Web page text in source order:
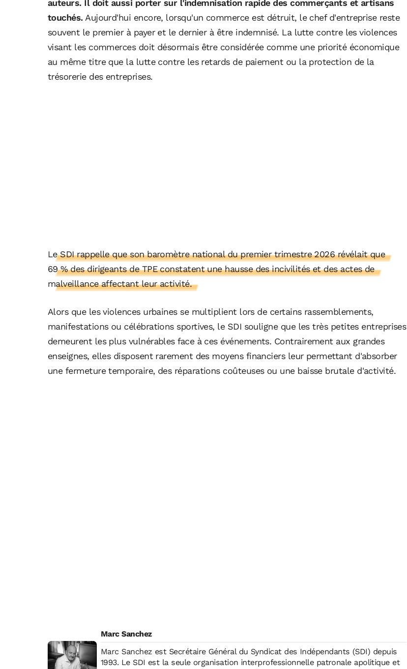
auteurs. Il doit aussi porter sur l'indemnisation rapide des commerçants et artisans
touchés. Aujourd'hui encore, lorsqu'un commerce est détruit, le chef d'entreprise reste
souvent le premier à payer et le dernier à être indemnisé. La lutte contre les violences
visant les commerces doit désormais être considérée comme une priorité économique
au même titre que la lutte contre les retards de paiement ou la protection de la
trésorerie des entreprises.
Le SDI rappelle que son baromètre national du premier trimestre 2026 révélait que
69 % des dirigeants de TPE constatent une hausse des incivilités et des actes de
malveillance affectant leur activité.
Alors que les violences urbaines se multiplient lors de certains rassemblements,
manifestations ou célébrations sportives, le SDI souligne que les très petites entreprises
demeurent les plus vulnérables face à ces événements. Contrairement aux grandes
enseignes, elles disposent rarement des moyens financiers leur permettant d'absorber
une fermeture temporaire, des réparations coûteuses ou une baisse brutale d'activité.
Marc Sanchez
Marc Sanchez est Secrétaire Général du Syndicat des Indépendants (SDI) depuis
1993. Le SDI est la seule organisation interprofessionnelle patronale apolitique et